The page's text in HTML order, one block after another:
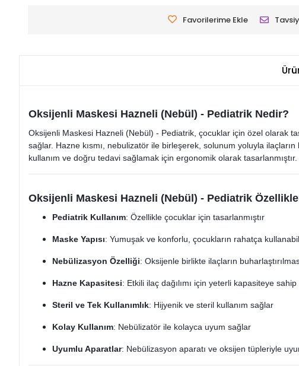
Favorilerime Ekle
Oksijenli Maskesi Hazneli (Nebül) - Pediatrik Nedir?
Oksijenli Maskesi Hazneli (Nebül) - Pediatrik, çocuklar için özel olarak
sağlar. Hazne kısmı, nebulizatör ile birleşerek, solunum yoluyla
kullanım ve doğru tedavi sağlamak için ergonomik olarak tasarlanmıştır.
Oksijenli Maskesi Hazneli (Nebül) - Pediatrik
Pediatrik Kullanım: Özellikle çocuklar için tasarlanmıştır
Maske Yapısı: Yumuşak ve konforlu, çocukların rahatça
Nebülizasyon Özelliği: Oksijenle birlikte ilaçların
Hazne Kapasitesi: Etkili ilaç dağılımı için yeterli kapasiteye sahip
Steril ve Tek Kullanımlık: Hijyenik ve steril kullanım sağlar
Kolay Kullanım: Nebülizatör ile kolayca uyum sağlar
Uyumlu Aparatlar: Nebülizasyon aparatı ve oksijen tüpleriyle